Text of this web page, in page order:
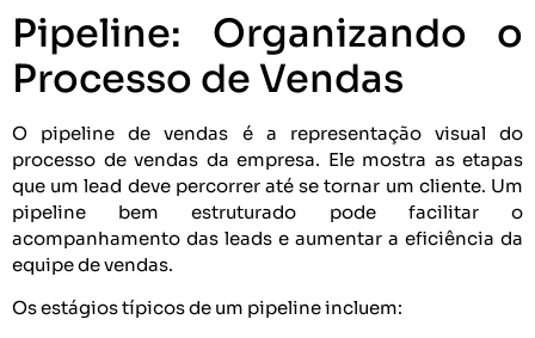
Pipeline: Organizando o
Processo de Vendas
O pipeline de vendas é a representação visual do
processo de vendas da empresa. Ele mostra as etapas
que um lead deve percorrer até se tornar um cliente. Um
pipeline bem estruturado pode facilitar o
acompanhamento das leads e aumentar a eficiência da
equipe de vendas.
Os estágios típicos de um pipeline incluem: